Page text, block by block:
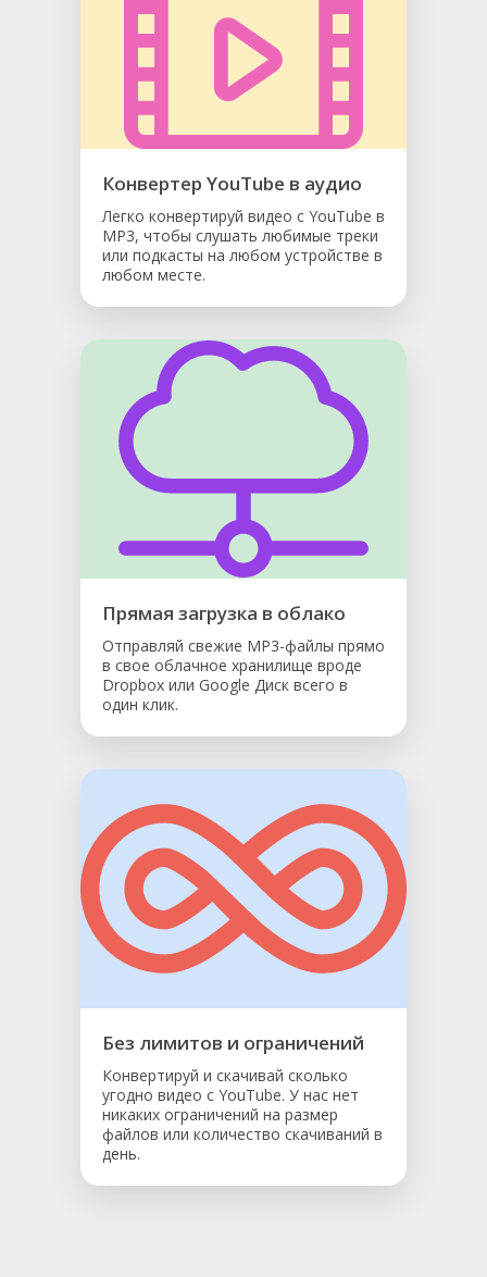
Конвертер YouTube в аудио
Легко конвертируй видео с YouTube в
MP3, чтобы слушать любимые треки
или подкасты на любом устройстве в
любом месте.
Прямая загрузка в облако
Отправляй свежие MP3-файлы прямо
в свое облачное хранилище вроде
Dropbox или Google Диск всего в
один клик.
Без лимитов и ограничений
Конвертируй и скачивай сколько
угодно видео с YouTube. У нас нет
никаких ограничений на размер
файлов или количество скачиваний в
день.